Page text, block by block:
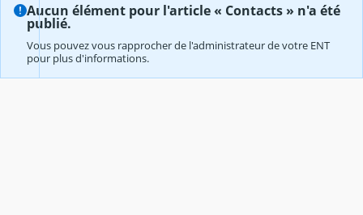
Aucun élément pour l'article « Contacts » n'a été
publié.
Vous pouvez vous rapprocher de l'administrateur de votre ENT
pour plus d'informations.